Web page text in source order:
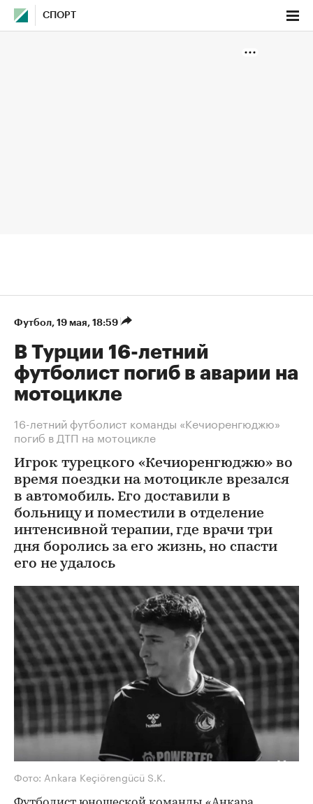
СПОРТ
Футбол⁠, 19 мая, 18:59
В Турции 16-летний
футболист погиб в аварии на
мотоцикле
16-летний футболист команды «Кечиоренгюджю»
погиб в ДТП на мотоцикле
Игрок турецкого «Кечиоренгюджю» во
время поездки на мотоцикле врезался
в автомобиль. Его доставили в
больницу и поместили в отделение
интенсивной терапии, где врачи три
дня боролись за его жизнь, но спасти
его не удалось
Фото: Ankara Keçiörengücü S.K.